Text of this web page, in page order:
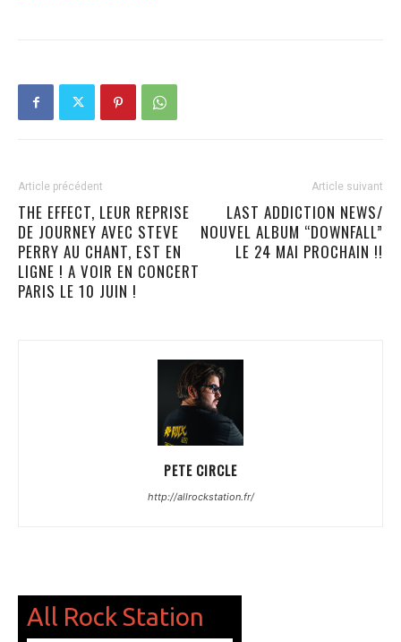
Article précédent
THE EFFECT, LEUR REPRISE
DE JOURNEY AVEC STEVE
PERRY AU CHANT, EST EN
LIGNE ! A VOIR EN CONCERT
PARIS LE 10 JUIN !
Article suivant
LAST ADDICTION NEWS/
NOUVEL ALBUM “DOWNFALL”
LE 24 MAI PROCHAIN !!
PETE CIRCLE
http://allrockstation.fr/